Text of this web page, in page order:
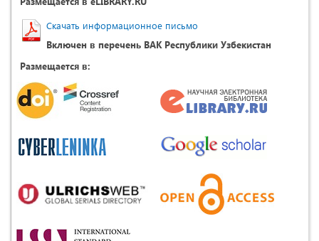
Скачать информационное письмо
Включен в перечень ВАК Республики Узбекистан
Размещается в: